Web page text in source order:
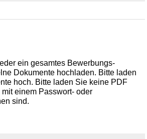
ein gesamtes Bewerbungs-
Dokumente hochladen. Bitte laden
hoch. Bitte laden Sie keine PDF
einem Passwort- oder
sind.